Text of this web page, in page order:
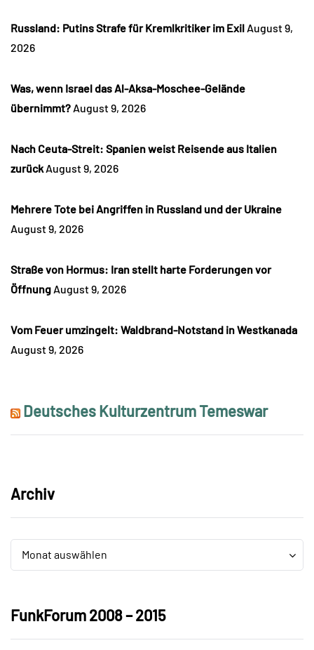
Russland: Putins Strafe für Kremlkritiker im Exil August 9,
2026
Was, wenn Israel das Al-Aksa-Moschee-Gelände
übernimmt? August 9, 2026
Nach Ceuta-Streit: Spanien weist Reisende aus Italien
zurück August 9, 2026
Mehrere Tote bei Angriffen in Russland und der Ukraine
August 9, 2026
Straße von Hormus: Iran stellt harte Forderungen vor
Öffnung August 9, 2026
Vom Feuer umzingelt: Waldbrand-Notstand in Westkanada
August 9, 2026
Deutsches Kulturzentrum Temeswar
Archiv
Archiv
Monat auswählen
Archiv
FunkForum 2008 – 2015